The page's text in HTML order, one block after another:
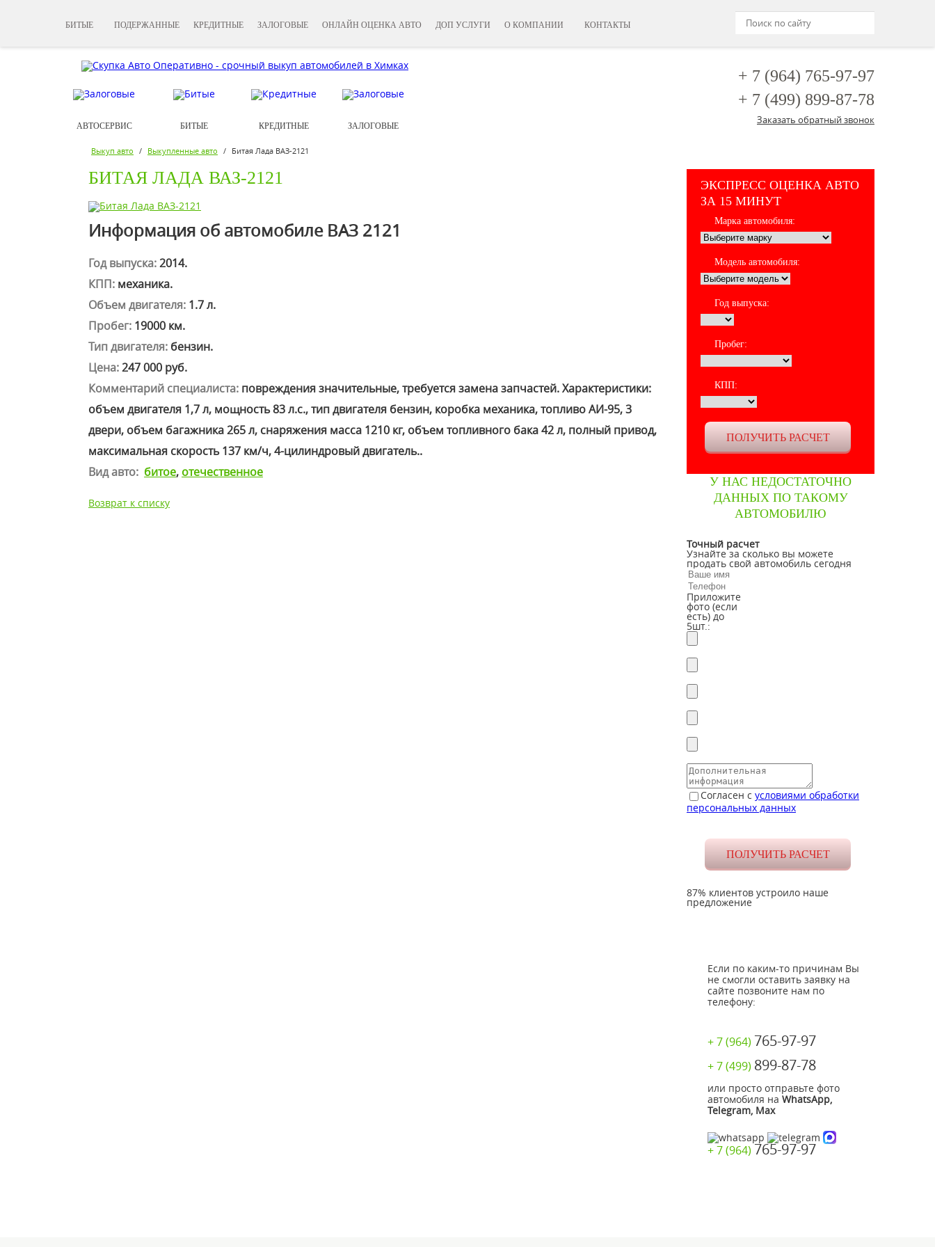
БИТЫЕ ПОДЕРЖАННЫЕ КРЕДИТНЫЕ ЗАЛОГОВЫЕ ОНЛАЙН ОЦЕНКА АВТО ДОП УСЛУГИ О КОМПАНИИ КОНТАКТЫ
+ 7 (964) 765-97-97
+ 7 (499) 899-87-78
Заказать обратный звонок
АВТОСЕРВИС БИТЫЕ КРЕДИТНЫЕ ЗАЛОГОВЫЕ
Выкуп авто / Выкупленные авто / Битая Лада ВАЗ-2121
ЭКСПРЕСС ОЦЕНКА АВТО
ЗА 15 МИНУТ
Марка автомобиля:
Модель автомобиля:
Год выпуска:
Пробег:
КПП:
У НАС НЕДОСТАТОЧНО
ДАННЫХ ПО ТАКОМУ
АВТОМОБИЛЮ
Точный расчет
Узнайте за сколько вы можете
продать свой автомобиль сегодня
Приложите
фото (если
есть) до
5шт.:
Согласен с условиями обработки
персональных данных
87% клиентов устроило наше
предложение
Если по каким-то причинам Вы
не смогли оставить заявку на
сайте позвоните нам по
телефону:
+ 7 (964) 765-97-97
+ 7 (499) 899-87-78
или просто отправьте фото
автомобиля на WhatsApp,
Telegram, Max
+ 7 (964) 765-97-97
БИТАЯ ЛАДА ВАЗ-2121
Информация об автомобиле ВАЗ 2121
Год выпуска:2014.
КПП: механика.
Объем двигателя: 1.7 л.
Пробег: 19000 км.
Тип двигателя: бензин.
Цена:247 000 руб.
Комментарий специалиста: повреждения значительные, требуется замена запчастей. Характеристики:
объем двигателя 1,7 л, мощность 83 л.с., тип двигателя бензин, коробка механика, топливо АИ-95, 3
двери, объем багажника 265 л, снаряжения масса 1210 кг, объем топливного бака 42 л, полный привод,
максимальная скорость 137 км/ч, 4-цилиндровый двигатель..
Вид авто: битое, отечественное
Возврат к списку